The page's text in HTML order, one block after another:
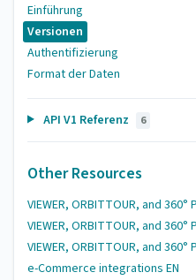
Einführung
Versionen
Authentifizierung
Format der Daten
API V1 Referenz 6
Other Resources
VIEWER, ORBITTOUR, and
VIEWER, ORBITTOUR, and
VIEWER, ORBITTOUR, and
e-Commerce integrations EN